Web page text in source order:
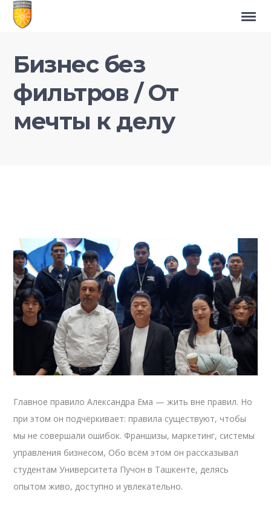
Бизнес без
фильтров / От
мечты к делу
Главное правило Александра Ема — жить вне правил. Но
при этом он подчёркивает: правила существуют, чтобы
мы не совершали ошибок. Франшизы, маркетинг, системы
управления бизнесом, Обо всём этом он рассказывал
студентам Университета Пучон в Ташкенте, делясь
опытом живо, доступно и увлекательно.